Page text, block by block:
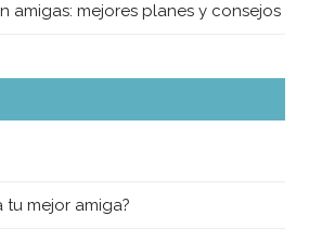
amigas: mejores planes y consejos
tu mejor amiga?